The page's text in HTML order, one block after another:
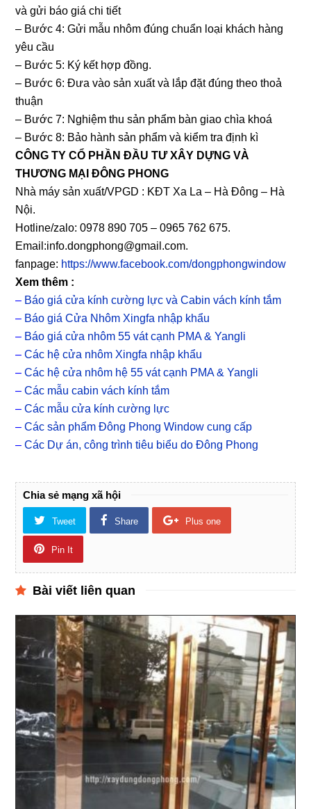
và gửi báo giá chi tiết
– Bước 4: Gửi mẫu nhôm đúng chuẩn loại khách hàng
yêu cầu
– Bước 5: Ký kết hợp đồng.
– Bước 6: Đưa vào sản xuất và lắp đặt đúng theo thoả
thuận
– Bước 7: Nghiệm thu sản phẩm bàn giao chìa khoá
– Bước 8: Bảo hành sản phẩm và kiểm tra định kì
CÔNG TY CỔ PHẦN ĐẦU TƯ XÂY DỰNG VÀ
THƯƠNG MẠI ĐÔNG PHONG
Nhà máy sản xuất/VPGD : KĐT Xa La – Hà Đông – Hà
Nội.
Hotline/zalo: 0978 890 705 – 0965 762 675.
Email:info.dongphong@gmail.com.
fanpage: https://www.facebook.com/dongphongwindow
Xem thêm :
– Báo giá cửa kính cường lực và Cabin vách kính tắm
– Báo giá Cửa Nhôm Xingfa nhập khẩu
– Báo giá cửa nhôm 55 vát cạnh PMA & Yangli
–Các hệ cửa nhôm Xingfa nhập khẩu
–Các hệ cửa nhôm hệ 55 vát cạnh PMA & Yangli
–Các mẫu cabin vách kính tắm
–Các mẫu cửa kính cường lực
–Các sản phẩm Đông Phong Window cung cấp
–Các Dự án, công trình tiêu biểu do Đông Phong
Chia sẻ mạng xã hội
Tweet Share Plus one
Pin It
Bài viết liên quan